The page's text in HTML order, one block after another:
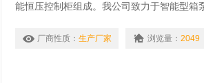
能恒压控制柜组成。我公司致力于智能型箱
厂商性质： 生产厂家 浏览量： 2049